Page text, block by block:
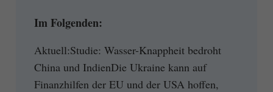
Im Folgenden:
Aktuell:Studie: Wasser-Knappheit bedroht
China und IndienDie Ukraine kann auf
Finanzhilfen der EU und der USA hoffen,